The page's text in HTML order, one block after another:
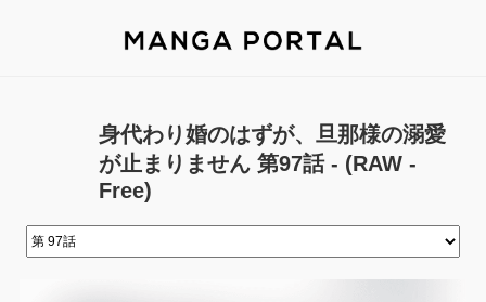
身代わり婚のはずが、旦那様の溺愛
が止まりません 第97話 - (RAW -
Free)